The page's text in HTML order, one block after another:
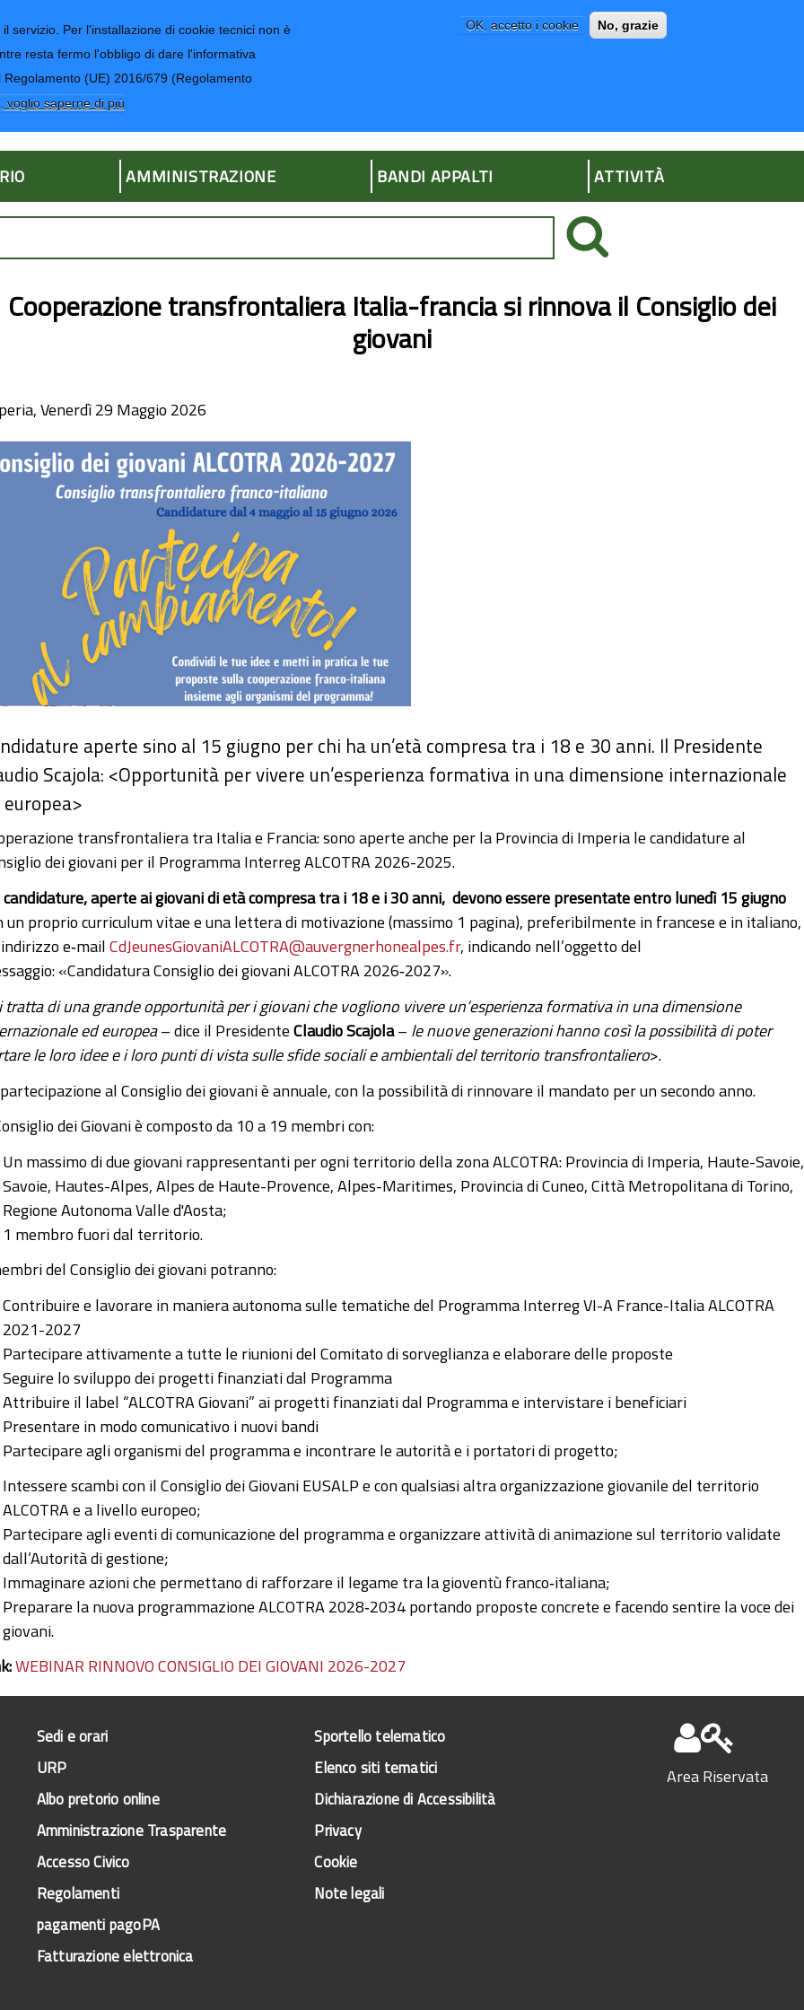
servizio. Per l'installazione di cookie tecnici non è
resta fermo l'obbligo di dare l'informativa
(UE) 2016/679 (Regolamento
voglio saperne di più
OK, accetto i cookie No, grazie
AMMINISTRAZIONE BANDI APPALTI ATTIVITÀ
Cooperazione transfrontaliera Italia-francia si rinnova il Consiglio dei
giovani
Venerdì 29 Maggio 2026
aperte sino al 15 giugno per chi ha un’età compresa tra i 18 e 30 anni. Il Presidente
Scajola: <Opportunità per vivere un’esperienza formativa in una dimensione internazionale
transfrontaliera tra Italia e Francia: sono aperte anche per la Provincia di Imperia le candidature al
dei giovani per il Programma Interreg ALCOTRA 2026-2025.
candidature, aperte ai giovani di età compresa tra i 18 e i 30 anni, devono essere presentate entro lunedì 15 giugno
un proprio curriculum vitae e una lettera di motivazione (massimo 1 pagina), preferibilmente in francese e in italiano,
e‑mailCdJeunesGiovaniALCOTRA@auvergnerhonealpes.fr, indicando nell’oggetto del
«Candidatura Consiglio dei giovani ALCOTRA 2026‑2027».
tratta di una grande opportunità per i giovani che vogliono vivere un’esperienza formativa in una dimensione
ed europea– dice il PresidenteClaudio Scajola– le nuove generazioni hanno così la possibilità di poter
le loro idee e i loro punti di vista sulle sfide sociali e ambientali del territorio transfrontaliero>.
al Consiglio dei giovani è annuale, con la possibilità di rinnovare il mandato per un secondo anno.
dei Giovani è composto da 10 a 19 membri con:
Un massimo di due giovani rappresentanti per ogni territorio della zona ALCOTRA: Provincia di Imperia, Haute-Savoie,
Savoie, Hautes-Alpes, Alpes de Haute-Provence, Alpes-Maritimes, Provincia di Cuneo, Città Metropolitana di Torino,
Regione Autonoma Valle d'Aosta;
1 membro fuori dal territorio.
del Consiglio dei giovani potranno:
Contribuire e lavorare in maniera autonoma sulle tematiche del Programma Interreg VI-A France-Italia ALCOTRA
2021-2027
Partecipare attivamente a tutte le riunioni del Comitato di sorveglianza e elaborare delle proposte
Seguire lo sviluppo dei progetti finanziati dal Programma
Attribuire il label “ALCOTRA Giovani” ai progetti finanziati dal Programma e intervistare i beneficiari
Presentare in modo comunicativo i nuovi bandi
Partecipare agli organismi del programma e incontrare le autorità e i portatori di progetto;
Intessere scambi con il Consiglio dei Giovani EUSALP e con qualsiasi altra organizzazione giovanile del territorio
ALCOTRA e a livello europeo;
Partecipare agli eventi di comunicazione del programma e organizzare attività di animazione sul territorio validate
dall’Autorità di gestione;
Immaginare azioni che permettano di rafforzare il legame tra la gioventù franco‑italiana;
Preparare la nuova programmazione ALCOTRA 2028‑2034 portando proposte concrete e facendo sentire la voce dei
giovani.
WEBINAR RINNOVO CONSIGLIO DEI GIOVANI 2026-2027
Sedi e orari
URP
Albo pretorio online
Amministrazione Trasparente
Accesso Civico
Regolamenti
pagamenti pagoPA
Fatturazione elettronica
Sportello telematico
Elenco siti tematici
Dichiarazione di Accessibilità
Privacy
Cookie
Note legali
Area Riservata